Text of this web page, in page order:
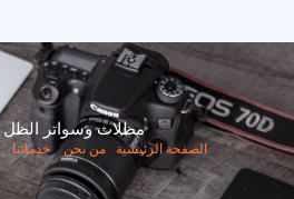
مظلات وسواتر
الصفحة الرئيسية من نحن خدماتنا